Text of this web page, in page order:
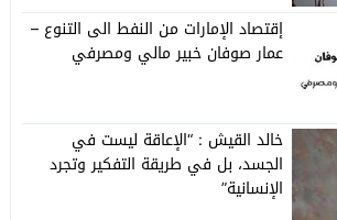
إقتصاد الإمارات من النفط الى التنوع –
عمار صوفان خبير مالي ومصرفي
خالد القيش : “الإعاقة ليست في
الجسد، بل في طريقة التفكير وتجرد
الإنسانية”